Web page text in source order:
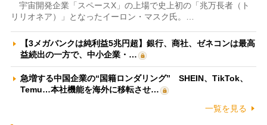
宇宙開発企業「スペースX」の上場で史上初の「兆万長者（ト
リリオネア）」となったイーロン・マスク氏。…
【3メガバンクは純利益5兆円超】銀行、商社、ゼネコンは最高
益続出の一方で、中小企業・…
急増する中国企業の“国籍ロンダリング” SHEIN、TikTok、
Temu…本社機能を海外に移転させ…
一覧を見る